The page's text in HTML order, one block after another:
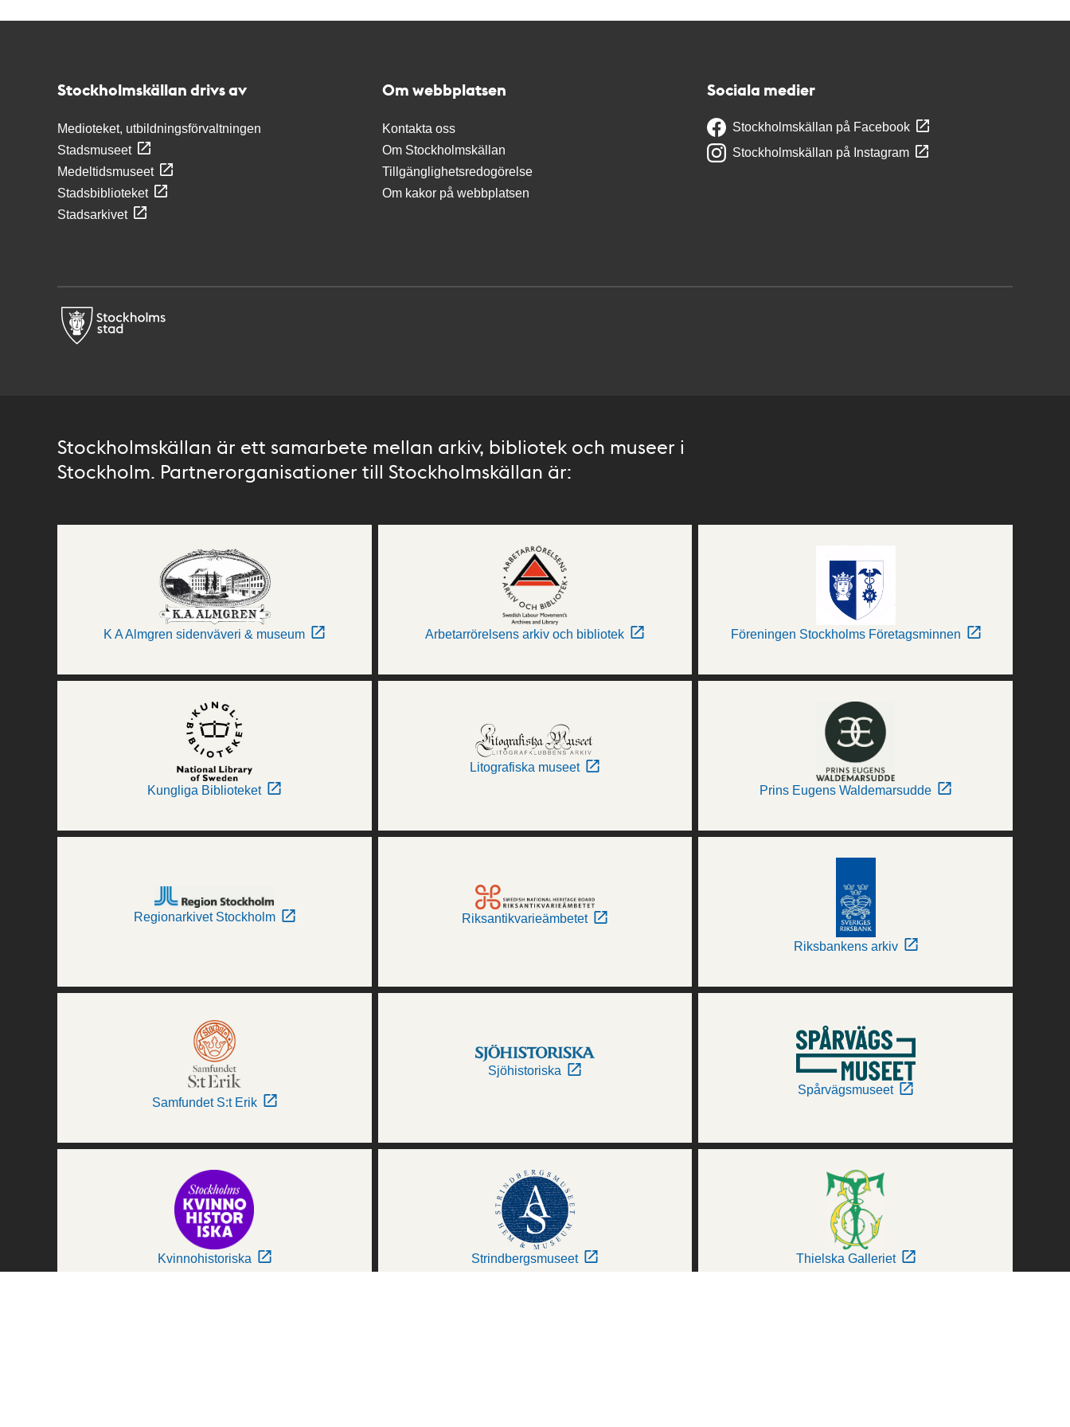
Stockholmskällan drivs av
Medioteket, utbildningsförvaltningen
Stadsmuseet
Medeltidsmuseet
Stadsbiblioteket
Stadsarkivet
Om webbplatsen
Kontakta oss
Om Stockholmskällan
Tillgänglighetsredogörelse
Om kakor på webbplatsen
Sociala medier
Stockholmskällan på Facebook
Stockholmskällan på Instagram
Stockholmskällan är ett samarbete mellan arkiv, bibliotek och museer i
Stockholm. Partnerorganisationer till Stockholmskällan är:
K A Almgren sidenväveri & museum Arbetarrörelsens arkiv och bibliotek Föreningen Stockholms Företagsminnen
Kungliga Biblioteket
Litografiska museet
Prins Eugens Waldemarsudde
Regionarkivet Stockholm Riksantikvarieämbetet
Riksbankens arkiv
Samfundet S:t Erik
Sjöhistoriska
Spårvägsmuseet
Kvinnohistoriska Strindbergsmuseet Thielska Galleriet